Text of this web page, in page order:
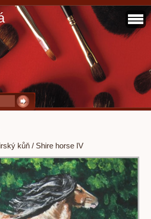
kůň / Shire horse IV